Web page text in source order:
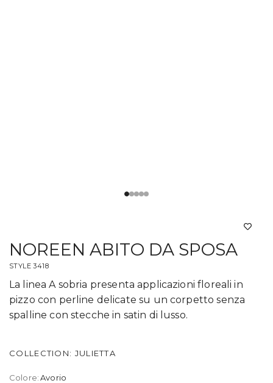
NOREEN ABITO DA SPOSA
STYLE 3418
La linea A sobria presenta applicazioni floreali in
pizzo con perline delicate su un corpetto senza
spalline con stecche in satin di lusso.
COLLECTION: JULIETTA
Colore:Avorio